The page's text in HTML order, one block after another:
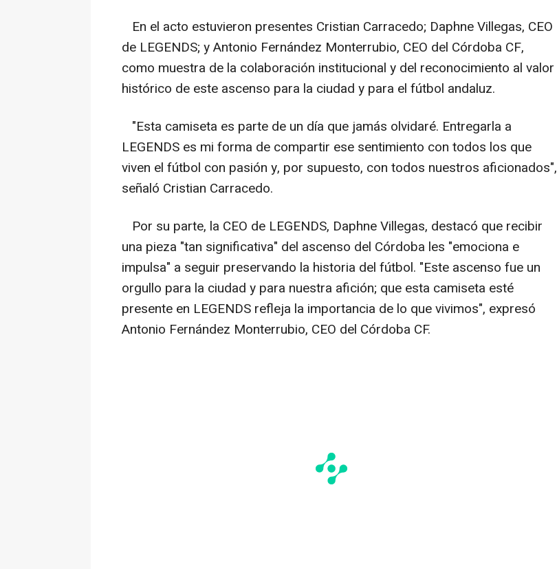
En el acto estuvieron presentes Cristian Carracedo; Daphne Villegas, CEO
de LEGENDS; y Antonio Fernández Monterrubio, CEO del Córdoba CF,
como muestra de la colaboración institucional y del reconocimiento al valor
histórico de este ascenso para la ciudad y para el fútbol andaluz.
"Esta camiseta es parte de un día que jamás olvidaré. Entregarla a
LEGENDS es mi forma de compartir ese sentimiento con todos los que
viven el fútbol con pasión y, por supuesto, con todos nuestros aficionados",
señaló Cristian Carracedo.
Por su parte, la CEO de LEGENDS, Daphne Villegas, destacó que recibir
una pieza "tan significativa" del ascenso del Córdoba les "emociona e
impulsa" a seguir preservando la historia del fútbol. "Este ascenso fue un
orgullo para la ciudad y para nuestra afición; que esta camiseta esté
presente en LEGENDS refleja la importancia de lo que vivimos", expresó
Antonio Fernández Monterrubio, CEO del Córdoba CF.